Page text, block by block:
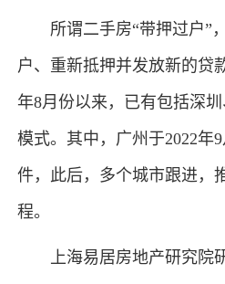
所谓二手房“带押过户”，
户、重新抵押并发放新的贷
年8月份以来，已有包括深
模式。其中，广州于2022年
件，此后，多个城市跟进，
程。
上海易居房地产研究院研